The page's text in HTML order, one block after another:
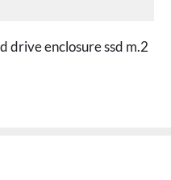
drive enclosure ssd m.2